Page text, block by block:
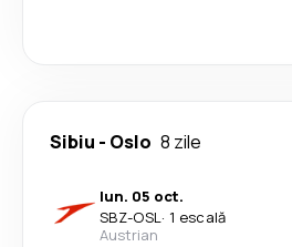
Sibiu - Oslo 8 zile
lun. 05 oct.
SBZ-OSL· 1 escală
Austrian